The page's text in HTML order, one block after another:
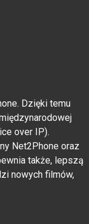
Dzięki temu
over IP).
Net2Phone oraz
także, lepszą
nowych filmów,